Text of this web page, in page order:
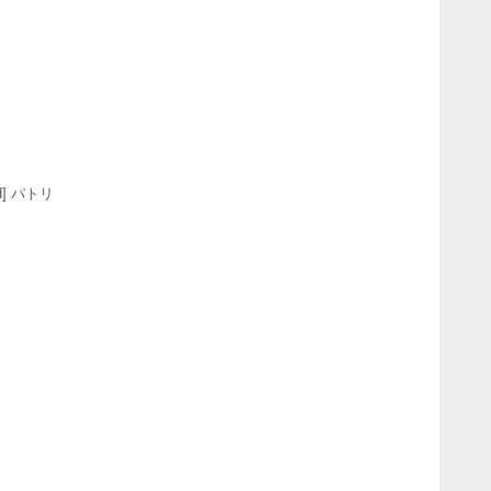
パトリ